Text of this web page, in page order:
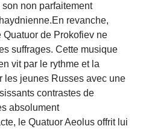
non parfaitement
revanche,
Quatuor de Prokofiev ne
suffrages. Cette musique
vit par le rythme et la
les jeunes Russes avec une
contrastes de
absolument
le Quatuor Aeolus offrit lui